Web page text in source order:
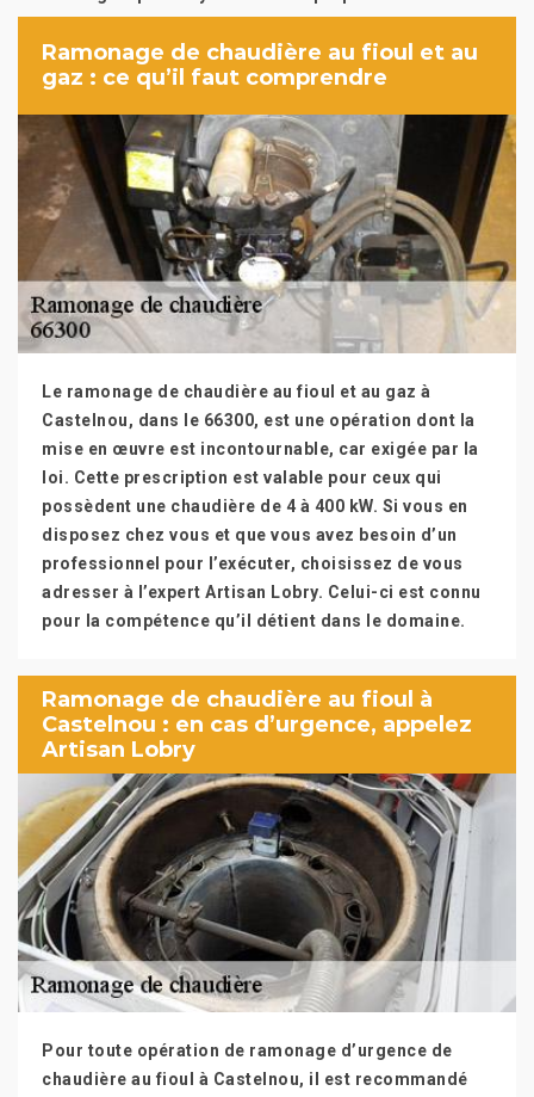
Ramonage de chaudière au fioul et au
gaz : ce qu’il faut comprendre
Le ramonage de chaudière au fioul et au gaz à
Castelnou, dans le 66300, est une opération dont la
mise en œuvre est incontournable, car exigée par la
loi. Cette prescription est valable pour ceux qui
possèdent une chaudière de 4 à 400 kW. Si vous en
disposez chez vous et que vous avez besoin d’un
professionnel pour l’exécuter, choisissez de vous
adresser à l’expert Artisan Lobry. Celui-ci est connu
pour la compétence qu’il détient dans le domaine.
Ramonage de chaudière au fioul à
Castelnou : en cas d’urgence, appelez
Artisan Lobry
Pour toute opération de ramonage d’urgence de
chaudière au fioul à Castelnou, il est recommandé